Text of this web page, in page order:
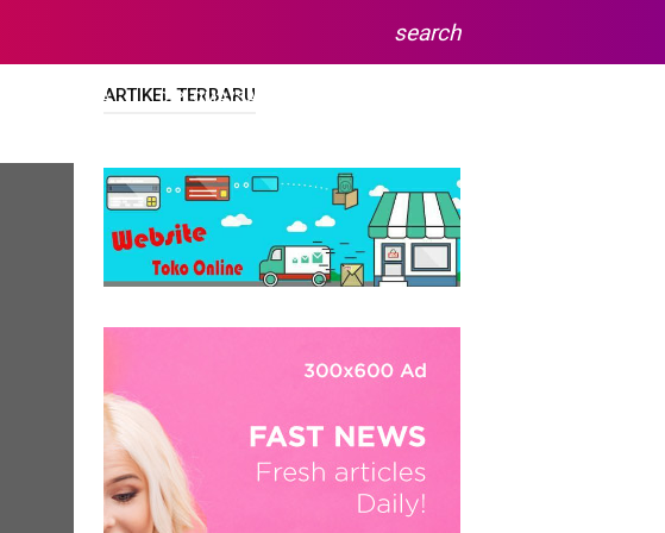
SMA/SMK/SLTA DIPLOMA/SARJANA
search
ARTIKEL TERBARU